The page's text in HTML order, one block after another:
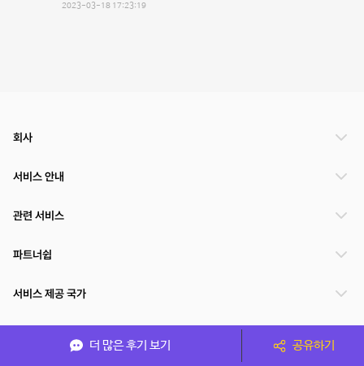
2023-03-18 17:23:19
더 많은 후기 보기 공유하기
회사
서비스 안내
관련 서비스
파트너쉽
서비스 제공 국가
(주)NSPACE 사업자정보